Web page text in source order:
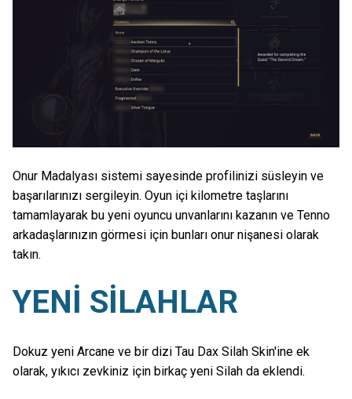
Onur Madalyası sistemi sayesinde profilinizi süsleyin ve
başarılarınızı sergileyin. Oyun içi kilometre taşlarını
tamamlayarak bu yeni oyuncu unvanlarını kazanın ve Tenno
arkadaşlarınızın görmesi için bunları onur nişanesi olarak
takın.
YENİ SİLAHLAR
Dokuz yeni Arcane ve bir dizi Tau Dax Silah Skin'ine ek
olarak, yıkıcı zevkiniz için birkaç yeni Silah da eklendi.